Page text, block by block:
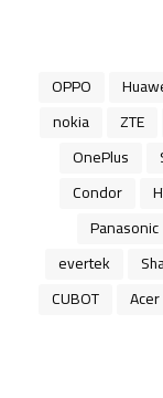
OPPO
ZTE
nokia
OnePlus
Condor
Panasonic
evertek
Acer
CUBOT